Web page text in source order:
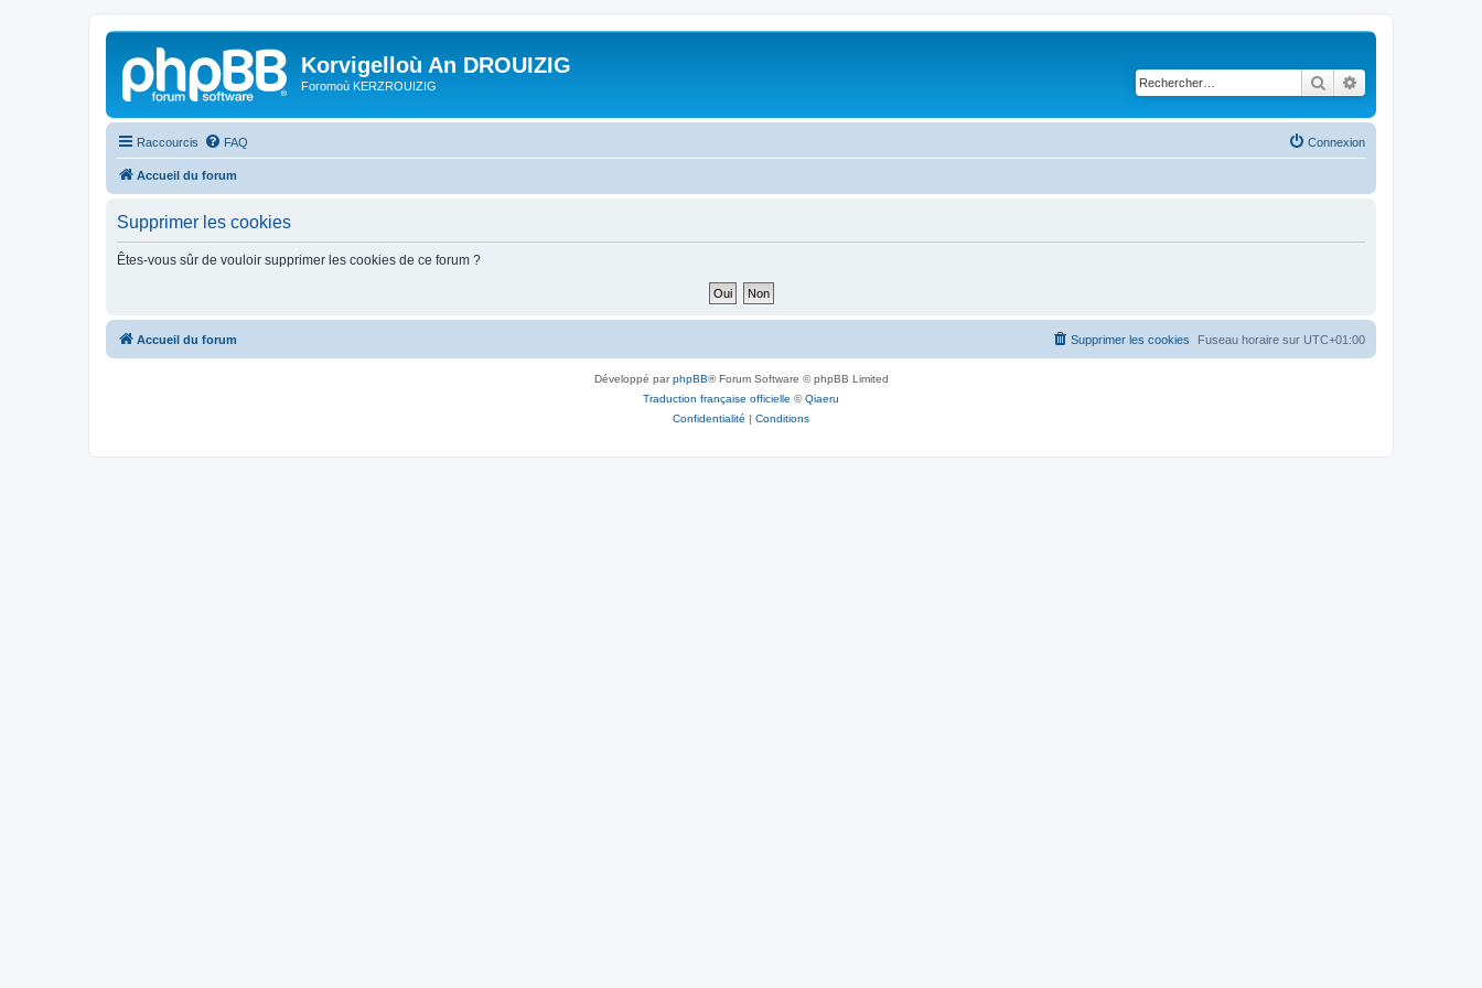
Korvigelloù An DROUIZIG
Foromoù KERZROUIZIG Rechercher
Raccourcis FAQ Connexion
Accueil du forum
Supprimer les cookies
Êtes-vous sûr de vouloir supprimer les cookies de ce forum ?
Accueil du forum Fuseau horaire sur UTC+01:00
Supprimer les cookies
Développé parphpBB® Forum Software © phpBB Limited
Traduction française officielle ©Qiaeru
Confidentialité | Conditions